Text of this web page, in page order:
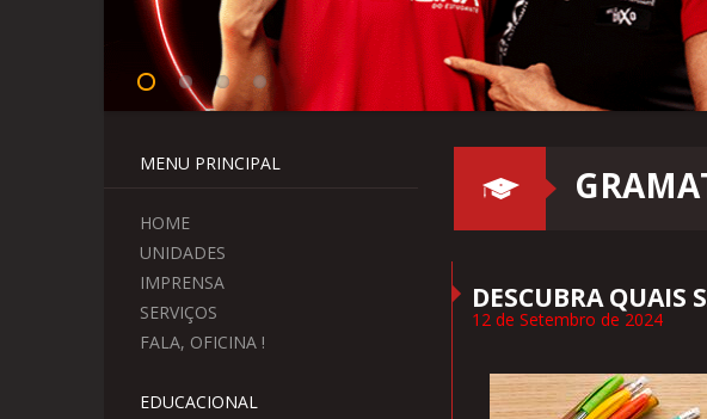
MENU PRINCIPAL
HOME
UNIDADES
IMPRENSA
SERVIÇOS
FALA, OFICINA !
EDUCACIONAL
DESCUBRA QUAIS
12 de Setembro de 2024